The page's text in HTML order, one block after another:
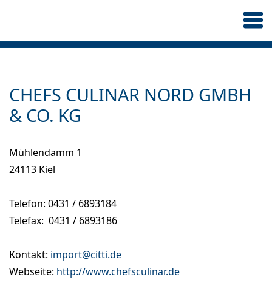
CHEFS CULINAR NORD GMBH
& CO. KG
Mühlendamm 1
24113 Kiel
Telefon: 0431 / 6893184
Telefax: 0431 / 6893186
Kontakt: import@citti.de
Webseite: http://www.chefsculinar.de